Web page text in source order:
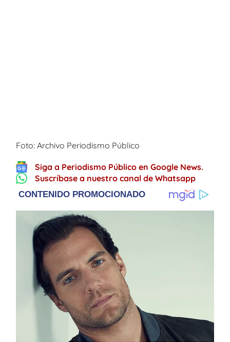
Foto: Archivo Periodismo Público
Siga a Periodismo Público en Google News.
Suscríbase a nuestro canal de Whatsapp